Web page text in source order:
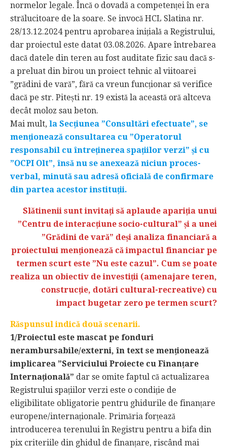
normelor legale. Încă o dovadă a competenței în era
strălucitoare de la soare. Se invocă HCL Slatina nr.
28/13.12.2024 pentru aprobarea inițială a Registrului,
dar proiectul este datat 03.08.2026. Apare întrebarea
dacă datele din teren au fost auditate fizic sau dacă s-
a preluat din birou un proiect tehnic al viitoarei
”grădini de vară”, fără ca vreun funcționar să verifice
dacă pe str. Pitești nr. 19 există la această oră altceva
decât moloz sau beton.
Mai mult, la Secțiunea ”Consultări efectuate”, se
menționează consultarea cu ”Operatorul
responsabil cu întreținerea spațiilor verzi” și cu
”OCPI Olt”, însă nu se anexează niciun proces-
verbal, minută sau adresă oficială de confirmare
din partea acestor instituții.
Slătinenii sunt invitați să aplaude apariția unui
”Centru de interacțiune socio-cultural” și a unei
”Grădini de vară” deși analiza financiară a
proiectului menționează că impactul financiar pe
termen scurt este ”Nu este cazul”. Cum se poate
realiza un obiectiv de investiții (amenajare teren,
construcție, dotări cultural-recreative) cu
impact bugetar zero pe termen scurt?
Răspunsul indică două scenarii.
1/Proiectul este mascat pe fonduri
nerambursabile/externi, în text se menționează
implicarea ”Serviciului Proiecte cu Finanțare
Internațională” dar se omite faptul că actualizarea
Registrului spațiilor verzi este o condiție de
eligibilitate obligatorie pentru ghidurile de finanțare
europene/internaționale. Primăria forțează
introducerea terenului în Registru pentru a bifa din
pix criteriile din ghidul de finanțare, riscând mai